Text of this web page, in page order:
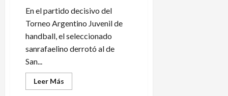
En el partido decisivo del
Torneo Argentino Juvenil de
handball, el seleccionado
sanrafaelino derrotó al de
San...
Leer Más
más